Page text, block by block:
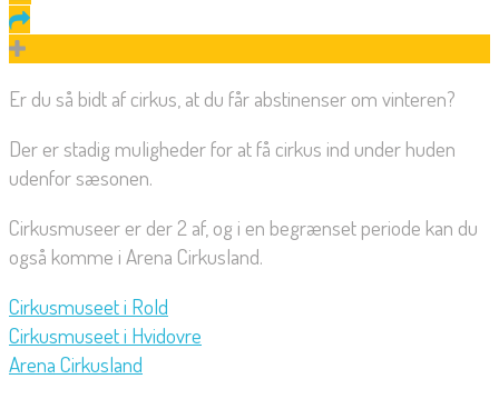
Er du så bidt af cirkus, at du får abstinenser om vinteren?
Der er stadig muligheder for at få cirkus ind under huden
udenfor sæsonen.
Cirkusmuseer er der 2 af, og i en begrænset periode kan du
også komme i Arena Cirkusland.
Cirkusmuseet i Rold
Cirkusmuseet i Hvidovre
Arena Cirkusland